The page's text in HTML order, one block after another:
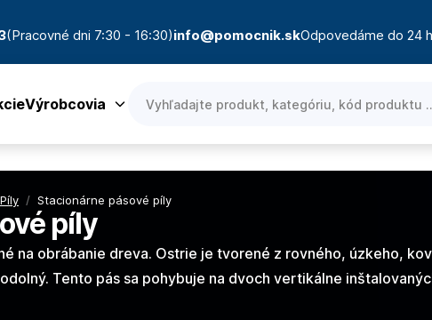
(Pracovné dni 7:30 - 16:30)info@pomocnik.skOdpovedáme do 24
Výrobcovia
Píly / Stacionárne pásové píly
píly
na obrábanie dreva. Ostrie je tvorené z rovného, úzkeho,
Tento pás sa pohybuje na dvoch vertikálne